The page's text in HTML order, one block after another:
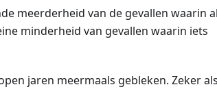
meerderheid van de gevallen waarin
minderheid van gevallen waarin iets
jaren meermaals gebleken. Zeker als